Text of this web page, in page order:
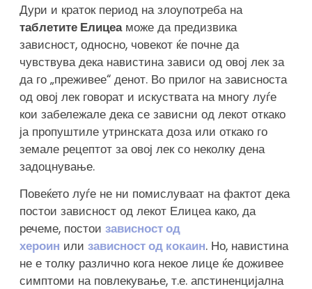
Дури и краток период на злоупотреба на
таблетите Елицеаможе да предизвика
зависност, односно, човекот ќе почне да
чувствува дека навистина зависи од овој лек за
да го „преживее“ денот. Во прилог на зависноста
од овој лек говорат и искуствата на многу луѓе
кои забележале дека се зависни од лекот откако
ја пропуштиле утринската доза или откако го
земале рецептот за овој лек со неколку дена
задоцнување.
Повеќето луѓе не ни помислуваат на фактот дека
постои зависност од лекот Елицеа како, да
речеме, постои зависност од
хероин или зависност од кокаин. Но, навистина
не е толку различно кога некое лице ќе доживее
симптоми на повлекување, т.е. апстиненцијална